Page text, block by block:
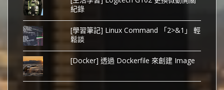
紀錄
[學習筆記] Linux Command 「2>&1」 輕
鬆談
[Docker] 透過 Dockerfile 來創建 Image